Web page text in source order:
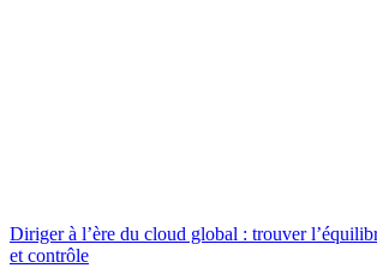
Diriger à l’ère du cloud global : trouver
et contrôle